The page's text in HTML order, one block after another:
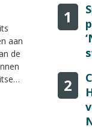
aan
de
1
2